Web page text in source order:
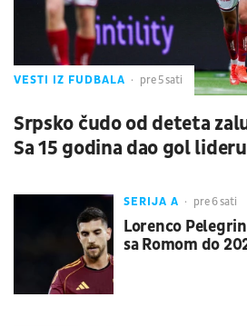
VESTI IZ FUDBALA pre 5 sati
Srpsko čudo od deteta
Sa 15 godina dao gol lideru
SERIJA A pre 6 sati
Lorenco
sa Romom do